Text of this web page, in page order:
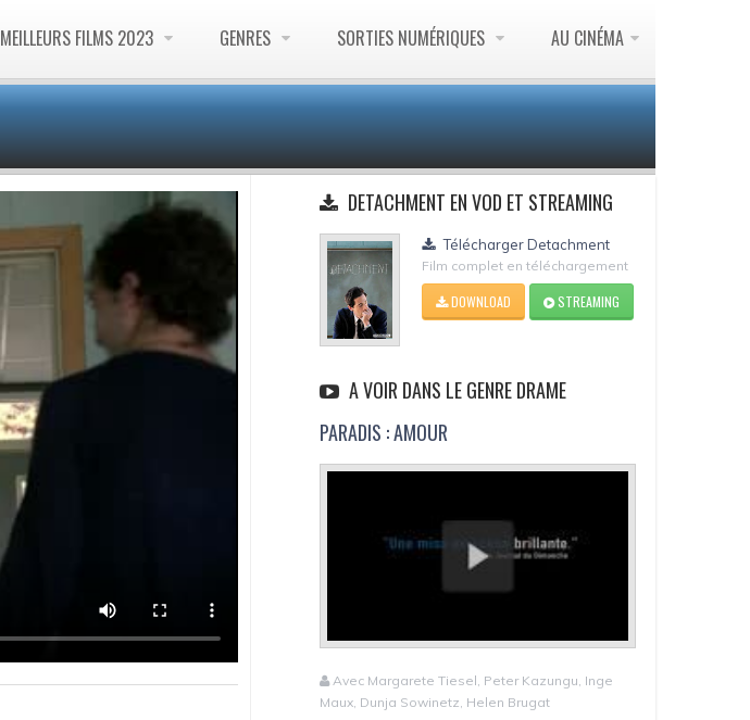
MEILLEURS FILMS 2023 GENRES SORTIES NUMÉRIQUES AU CINÉMA
DETACHMENT EN VOD ET STREAMING
Télécharger Detachment
Film complet en téléchargement
DOWNLOAD STREAMING
A VOIR DANS LE GENRE DRAME
PARADIS : AMOUR
Avec Margarete Tiesel, Peter Kazungu, Inge
Maux, Dunja Sowinetz, Helen Brugat